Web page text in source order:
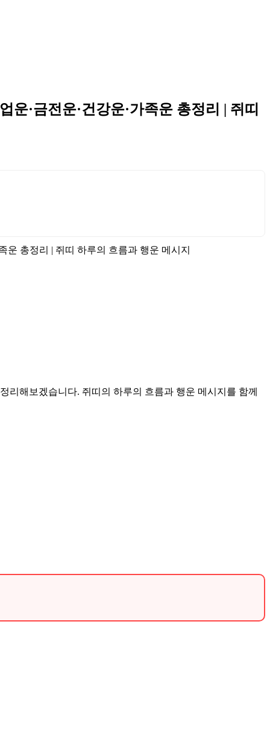
운·금전운·건강운·가족운 총정리 | 쥐띠
리해보겠습니다. 쥐띠의 하루의 흐름과 행운 메시지를 함께